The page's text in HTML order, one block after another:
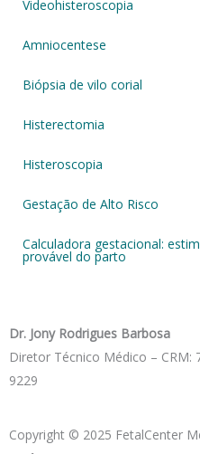
Videohisteroscopia
Amniocentese
Biópsia de vilo corial
Histerectomia
Histeroscopia
Gestação de Alto Risco
Calculadora gestacional:
provável do parto
Dr. Jony Rodrigues Barbosa
Diretor Técnico Médico – CRM:
9229
Copyright © 2025 FetalCenter